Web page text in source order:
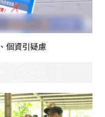
個資引疑慮